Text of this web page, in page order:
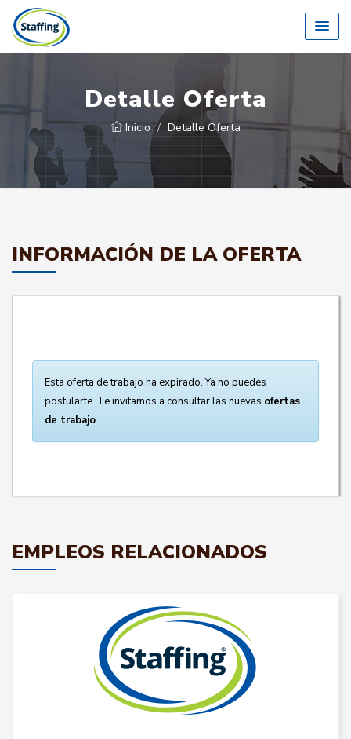
Detalle Oferta
Inicio Detalle Oferta
INFORMACIÓN DE LA OFERTA
Esta oferta de trabajo ha expirado. Ya no puedes
postularte. Te invitamos a consultar las nuevas ofertas
de trabajo.
EMPLEOS RELACIONADOS